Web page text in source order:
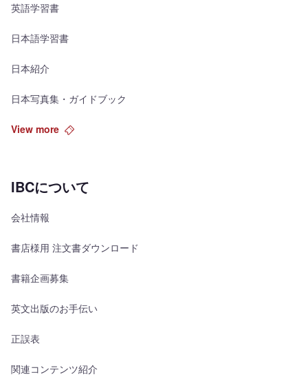
英語学習書
日本語学習書
日本紹介
日本写真集・ガイドブック
View more
IBCについて
会社情報
書店様用 注文書ダウンロード
書籍企画募集
英文出版のお手伝い
正誤表
関連コンテンツ紹介